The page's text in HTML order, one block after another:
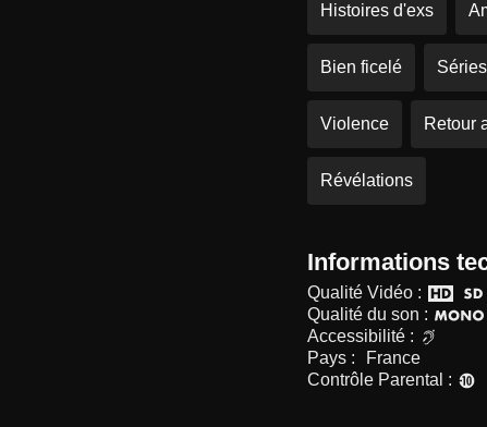
Histoires d'exs
Bien ficelé Séries
Violence Retour
Révélations
Informations
Qualité Vidéo :
Qualité du son :
Accessibilité :
Pays :
France
Contrôle Parental :